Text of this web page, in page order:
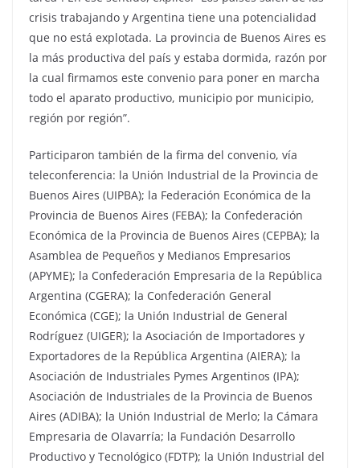
crisis trabajando y Argentina tiene una potencialidad
que no está explotada. La provincia de Buenos Aires es
la más productiva del país y estaba dormida, razón por
la cual firmamos este convenio para poner en marcha
todo el aparato productivo, municipio por municipio,
región por región”.
Participaron también de la firma del convenio, vía
teleconferencia: la Unión Industrial de la Provincia de
Buenos Aires (UIPBA); la Federación Económica de la
Provincia de Buenos Aires (FEBA); la Confederación
Económica de la Provincia de Buenos Aires (CEPBA); la
Asamblea de Pequeños y Medianos Empresarios
(APYME); la Confederación Empresaria de la República
Argentina (CGERA); la Confederación General
Económica (CGE); la Unión Industrial de General
Rodríguez (UIGER); la Asociación de Importadores y
Exportadores de la República Argentina (AIERA); la
Asociación de Industriales Pymes Argentinos (IPA);
Asociación de Industriales de la Provincia de Buenos
Aires (ADIBA); la Unión Industrial de Merlo; la Cámara
Empresaria de Olavarría; la Fundación Desarrollo
Productivo y Tecnológico (FDTP); la Unión Industrial del